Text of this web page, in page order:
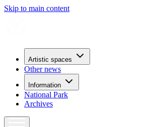
Skip to main content
Artistic spaces
Other news
Information
National Park
Archives